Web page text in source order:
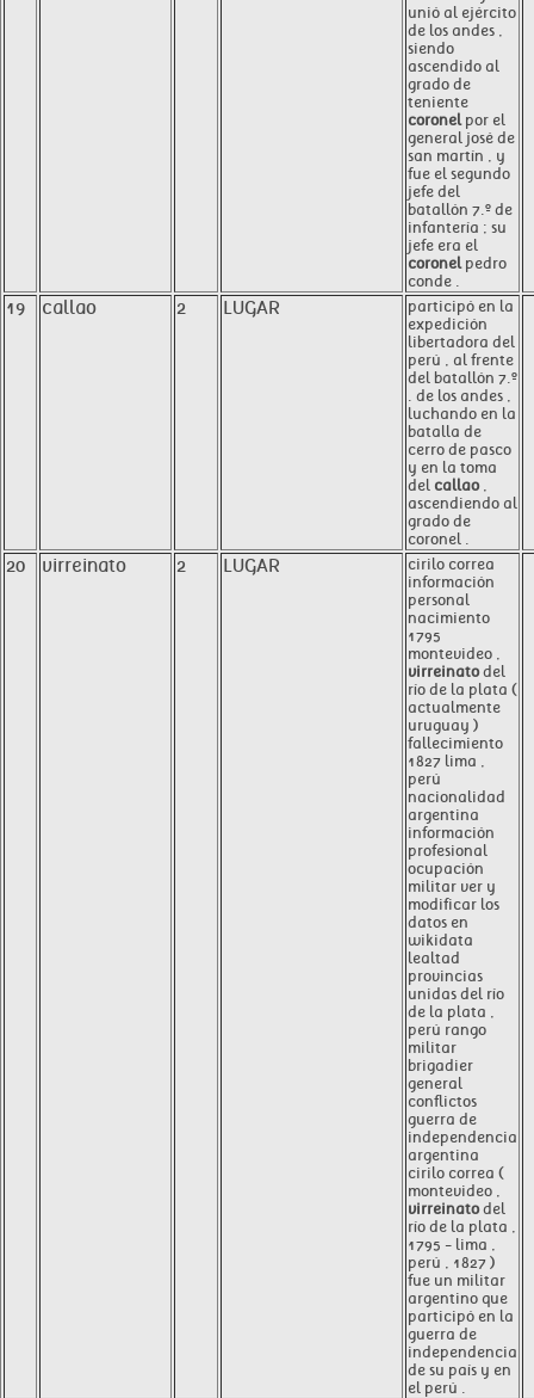
unió al ejército
de los andes ,
siendo
ascendido al
grado de
teniente
coronelpor el
general josé de
san martín , y
fue el segundo
jefe del
batallón 7.º de
infantería ; su
jefe era el
coronelpedro
conde .
19 callao 2 LUGAR
participó en la
expedición
libertadora del
perú , al frente
del batallón 7.º
. de los andes ,
luchando en la
batalla de
cerro de pasco
y en la toma
del callao,
ascendiendo al
grado de
coronel .
20 virreinato 2 LUGAR
cirilo correa
información
personal
nacimiento
1795
montevideo ,
virreinatodel
río de la plata (
actualmente
uruguay )
fallecimiento
1827 lima ,
perú
nacionalidad
argentina
información
profesional
ocupación
militar ver y
modificar los
datos en
wikidata
lealtad
provincias
unidas del río
de la plata ,
perú rango
militar
brigadier
general
conflictos
guerra de
independencia
argentina
cirilo correa (
montevideo ,
virreinatodel
río de la plata ,
1795 - lima ,
perú , 1827 )
fue un militar
argentino que
participó en la
guerra de
independencia
de su país y en
el perú .